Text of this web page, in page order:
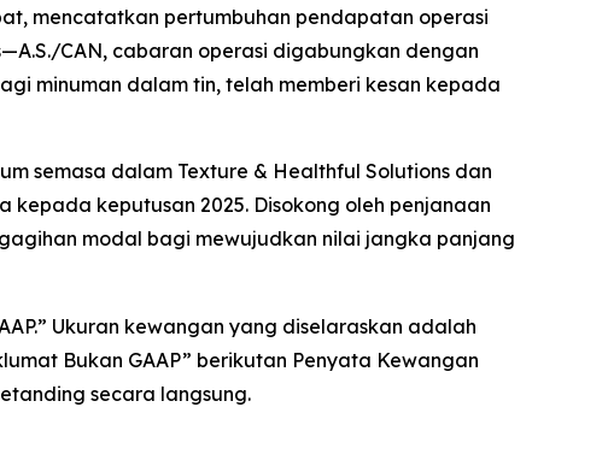
mencatatkan pertumbuhan pendapatan operasi
CAN, cabaran operasi digabungkan dengan
minuman dalam tin, telah memberi kesan kepada
semasa dalam Texture & Healthful Solutions dan
keputusan 2025. Disokong oleh penjanaan
modal bagi mewujudkan nilai jangka panjang
Ukuran kewangan yang diselaraskan adalah
Bukan GAAP” berikutan Penyata Kewangan
secara langsung.